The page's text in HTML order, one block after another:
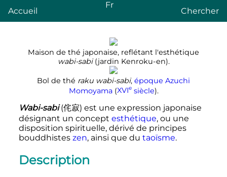
Accueil
Fr
Chercher
Maison de thé japonaise, reflétant l'esthétique
wabi-sabi(jardin Kenroku-en).
Bol de thé raku wabi-sabi, époque Azuchi
Momoyama(XVIesiècle).
Wabi-sabi (侘寂) est une expression japonaise
désignant un concept esthétique, ou une
disposition spirituelle, dérivé de principes
bouddhistes zen, ainsi que du taoïsme.
Description